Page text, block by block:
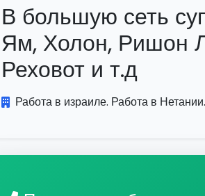
В большую сеть
Ям, Холон, Ришон
Реховот и т.д
Работа в израиле. Работа в Нетании.